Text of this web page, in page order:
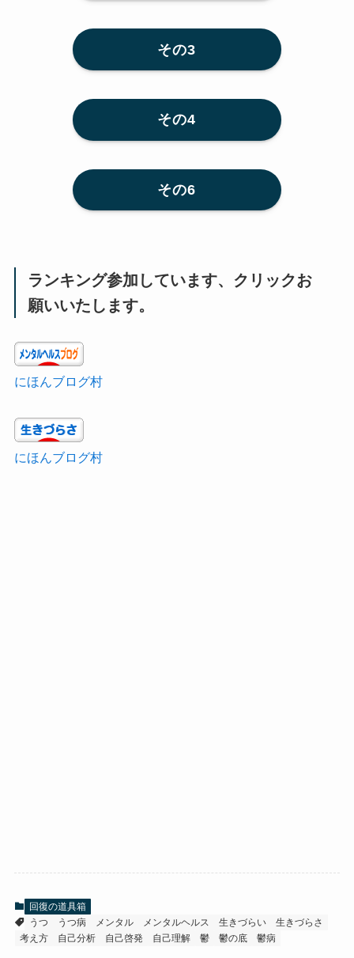
その3
その4
その6
ランキング参加しています、クリックお
願いいたします。
にほんブログ村
にほんブログ村
回復の道具箱
うつ
うつ病 メンタル メンタルヘルス 生きづらい
生きづらさ
考え方
自己分析 自己啓発 自己理解 鬱 鬱の底 鬱病